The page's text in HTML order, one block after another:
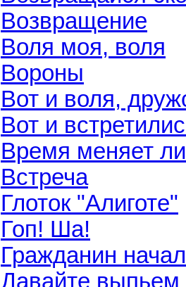
Возвращение
Воля моя, воля
Вороны
Вот и воля,
Вот и
Время меняет
Встреча
Глоток "Алиготе"
Гоп! Ша!
Гражданин
Давайте выпьем